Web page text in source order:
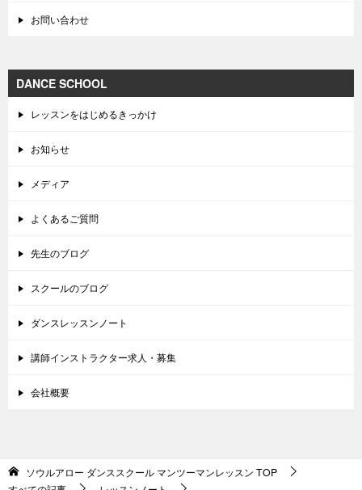
お問い合わせ
DANCE SCHOOL
レッスンをはじめるきっかけ
お知らせ
メディア
よくあるご質問
先生のブログ
スクールのブログ
ダンスレッスンノート
講師インストラクター求人・募集
会社概要
ソウルアロー ダンススクール マンツーマンレッスン TOP